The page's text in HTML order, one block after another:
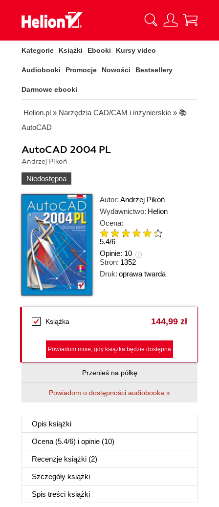
Kategorie Książki Ebooki Kursy video
Audiobooki Promocje Nowości Bestsellery
Darmowe ebooki
Helion.pl » Narzędzia CAD/CAM i inżynierskie » 📚
AutoCAD
AutoCAD 2004 PL
Andrzej Pikoń
Niedostępna
Autor: Andrzej Pikoń
Wydawnictwo: Helion
Ocena:
5.4/6
Opinie: 10
Stron: 1352
Druk: oprawa twarda
Książka 144,99 zł
Powiadom mnie, gdy książka będzie dostępna
Przenieś na półkę
Powiadom o dostępności audiobooka »
Opis książki
Ocena (5.4/6) i opinie (10)
Recenzje książki (2)
Szczegóły książki
Spis treści książki